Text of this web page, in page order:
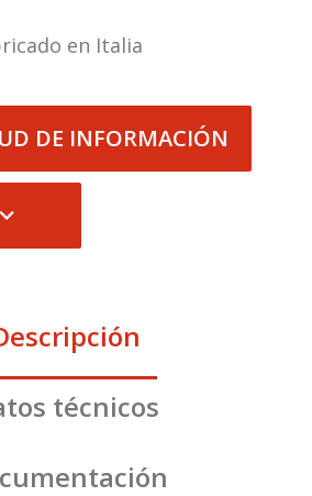
en Italia
DE INFORMACIÓN
técnicos